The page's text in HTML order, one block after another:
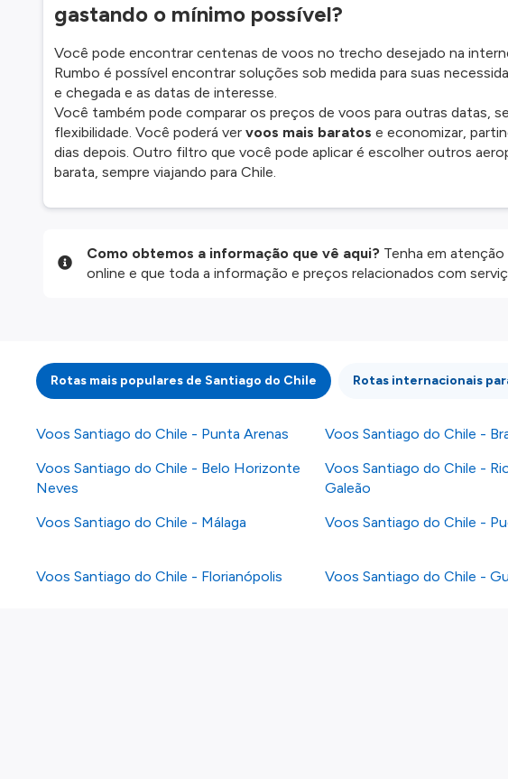
gastando o mínimo possível?
Você pode encontrar centenas de voos no trecho desejado na
Rumbo é possível encontrar soluções sob medida para suas
e chegada e as datas de interesse.
Você também pode comparar os preços de voos para outras datas,
flexibilidade. Você poderá ver voos mais baratos e economizar,
dias depois. Outro filtro que você pode aplicar é escolher outros
barata, sempre viajando para Chile.
Como obtemos a informação que vê aqui? Tenha em
online e que toda a informação e preços relacionados com
Rotas mais populares de Santiago do Chile Rotas internacionais
Voos Santiago do Chile - Punta Arenas Voos Santiago do Chile -
Voos Santiago do Chile - Belo Horizonte
Neves
Voos Santiago do Chile -
Galeão
Voos Santiago do Chile - Málaga Voos Santiago do Chile -
Voos Santiago do Chile - Florianópolis
Voos Santiago do Chile -